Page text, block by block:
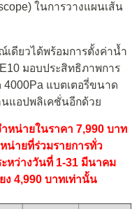
ในการวางแผนเส้น
ดียวได้พร้อมการตั้งค่าน้ำ
มอบประสิทธิภาพการ
แบตเตอรี่ขนาด
นแอปพลิเคชั่นอีกด้วย
หน่ายในราคา 7,990 บาท
น่ายที่ร่วมรายการทั่ว
หว่างวันที่ 1-31 มีนาคม
ง 4,990 บาทเท่านั้น